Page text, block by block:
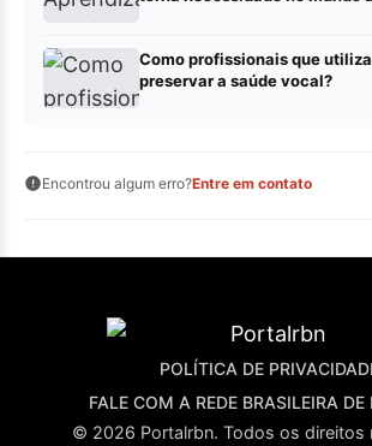
Como profissionais que
preservar a saúde vocal?
Encontrou algum erro?Entre em contato
POLÍTICA DE
FALE COM A REDE BRASILEIRA
© 2026 Portalrbn. Todos os direitos